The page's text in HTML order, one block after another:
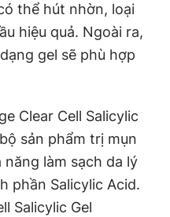
thể hút nhờn, loại
hiệu quả. Ngoài ra,
gel sẽ phù hợp
Clear Cell Salicylic
sản phẩm trị mụn
năng làm sạch da lý
phần Salicylic Acid.
Salicylic Gel